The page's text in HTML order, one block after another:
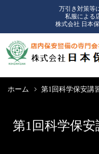
万引き対策等
私服による
株式会社 日本
ホーム 第1回科学保安講
第1回科学保安